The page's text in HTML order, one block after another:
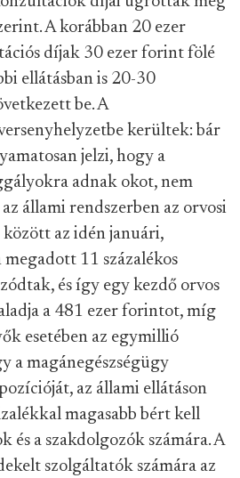
A korábban 20 ezer
díjak 30 ezer forint fölé
ellátásban is 20-30
be. A
kerültek: bár
jelzi, hogy a
adnak okot, nem
állami rendszerben az orvosi
az idén januári,
11 százalékos
és így egy kezdő orvos
a 481 ezer forintot, míg
esetében az egymillió
a magánegészségügy
az állami ellátáson
magasabb bért kell
és a szakdolgozók számára. A
szolgáltatók számára az